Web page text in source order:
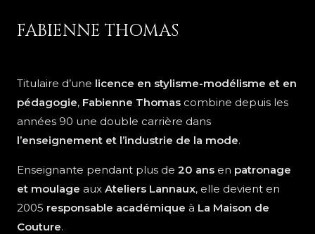
FABIENNE THOMAS
Titulaire d’une licence en stylisme-modélisme et en
pédagogie, Fabienne Thomas combine depuis les
années 90 une double carrière dans
l’enseignement et l’industrie de la mode.
Enseignante pendant plus de 20 ans en patronage
et moulage aux Ateliers Lannaux, elle devient en
2005 responsable académique à La Maison de
Couture.